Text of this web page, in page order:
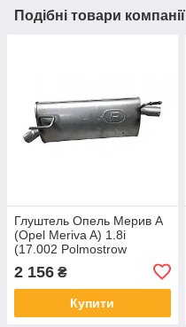
Подібні товари компанії
Глуштель Опель Мерив А
(Opel Meriva A) 1.8i
(17.002 Polmostrow
2 156 ₴
Купити